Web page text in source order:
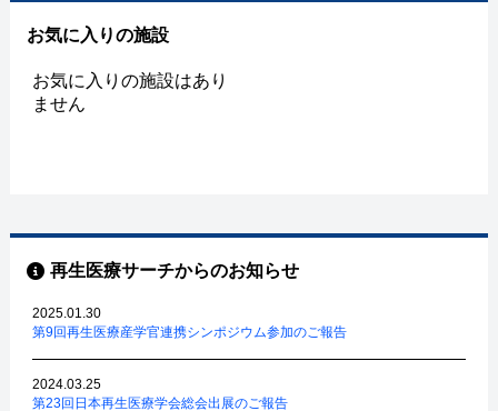
お気に入りの施設
お気に入りの施設はあり
ません
再生医療サーチからのお知らせ
2025.01.30
第9回再生医療産学官連携シンポジウム参加のご報告
2024.03.25
第23回日本再生医療学会総会出展のご報告